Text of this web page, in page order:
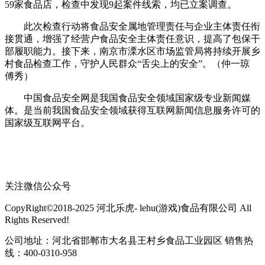
59家食品店，检查中发现9起案件线索，均已立案调查。
此次检查行动将食品安全属地管理责任与企业主体责任衔
接贯通，增强了经营户食品安全主体责任意识，提高了包保干
部履职能力。接下来，南京市溧水区市场监管局将持续开展乡
村食品检查工作，守护人民群众“舌尖上的安全”。（仲一琼
傅秀）
中国食品安全网是我国食品安全领域国家级专业新闻媒
体。是当前我国食品安全领域获得互联网新闻信息服务许可的
国家级互联网平台。
关注微信公众号
CopyRight©2018-2025 河北乐虎- lehu(游戏)食品有限公司 All
Rights Reserved!
公司地址：河北省邯郸市大名县王村乡食品工业园区 销售热
线：400-0310-958